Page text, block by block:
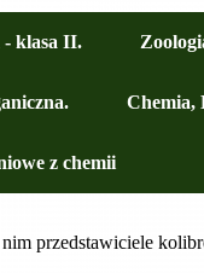
- klasa II.
Chemia,
z chemii
przedstawiciele